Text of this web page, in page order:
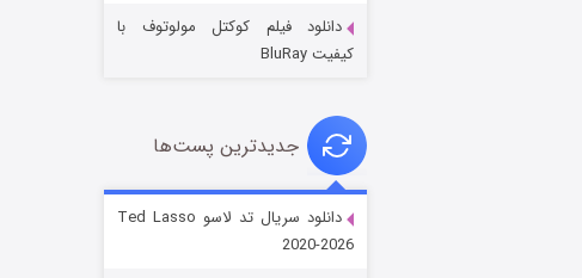
دانلود فیلم کوکتل مولوتوف با
کیفیت BluRay
جدیدترین پست‌ها
دانلود سریال تد لاسو Ted Lasso
2020-2026